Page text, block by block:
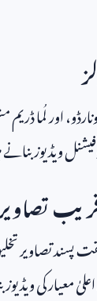
اور لُما
ویڈیوز
پسند تصاویر
معیار کی ویڈیوز